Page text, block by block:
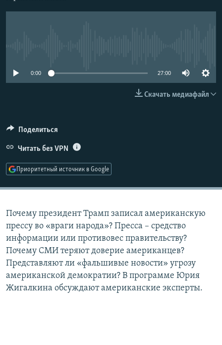
РАСПИСАНИЕ ВЕЩАНИЯ
0:00 27:00
Скачать медиафайл
Поделиться
Читать без VPN
Приоритетный источник в Google
Почему президент Трамп записал американскую
прессу во «враги народа»? Пресса – средство
информации или противовес правительству?
Почему СМИ теряют доверие американцев?
Представляют ли «фальшивые новости» угрозу
американской демократии? В программе Юрия
Жигалкина обсуждают американские эксперты.